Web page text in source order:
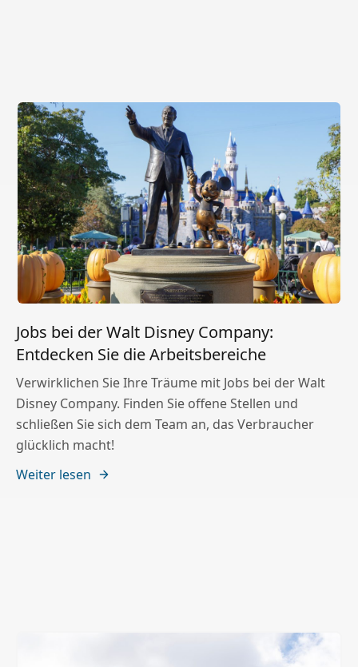
Jobs bei der Walt Disney Company:
Entdecken Sie die Arbeitsbereiche
Verwirklichen Sie Ihre Träume mit Jobs bei der Walt
Disney Company. Finden Sie offene Stellen und
schließen Sie sich dem Team an, das Verbraucher
glücklich macht!
Weiter lesen